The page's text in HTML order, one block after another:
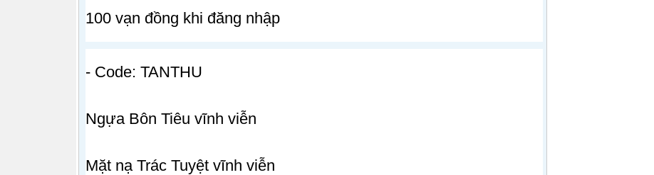
100 vạn đồng khi đăng nhập
- Code: TANTHU
Ngựa Bôn Tiêu vĩnh viễn
Mặt nạ Trác Tuyệt vĩnh viễn